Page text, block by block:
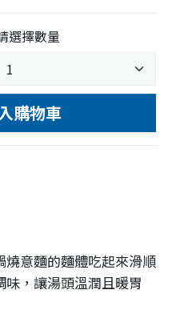
選擇數量
購物車
意麵的麵體吃起來滑順
，讓湯頭溫潤且暖胃